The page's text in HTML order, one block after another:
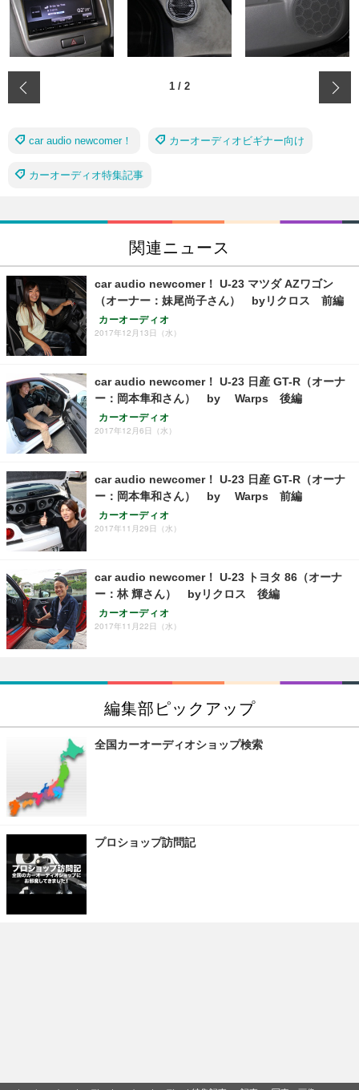
1 / 2
car audio newcomer！ カーオーディオビギナー向け
カーオーディオ特集記事
関連ニュース
car audio newcomer！ U-23 マツダ AZワゴン
（オーナー：妹尾尚子さん） byリクロス 前編
カーオーディオ
2017年12月13日（水）
car audio newcomer！ U-23 日産 GT-R（オーナ
ー：岡本隼和さん） by Warps 後編
カーオーディオ
2017年12月6日（水）
car audio newcomer！ U-23 日産 GT-R（オーナ
ー：岡本隼和さん） by Warps 前編
カーオーディオ
2017年11月29日（水）
car audio newcomer！ U-23 トヨタ 86（オーナ
ー：林 輝さん） byリクロス 後編
カーオーディオ
2017年11月22日（水）
編集部ピックアップ
全国カーオーディオショップ検索
プロショップ訪問記